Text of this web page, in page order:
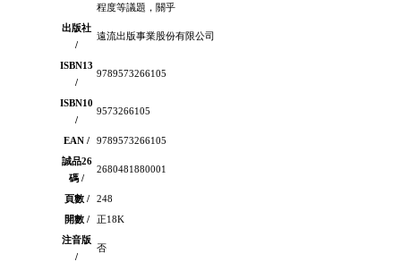
程度等議題，關乎
出版社
/
遠流出版事業股份有限公司
ISBN13
/
9789573266105
ISBN10
/
9573266105
EAN /
9789573266105
誠品26
碼 /
2680481880001
頁數 /
248
開數 /
正18K
注音版
/
否